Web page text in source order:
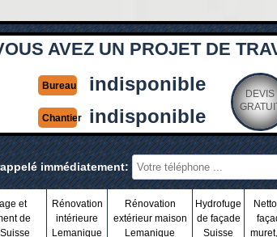
AVEZ UN PROJET DE
Bureau indisponible
Chantier indisponible
DEVIS
immédiatement:
et
de
Rénovation
intérieure
Lemanique
Rénovation
extérieur maison
Lemanique
Hydrofuge
de façade
Suisse